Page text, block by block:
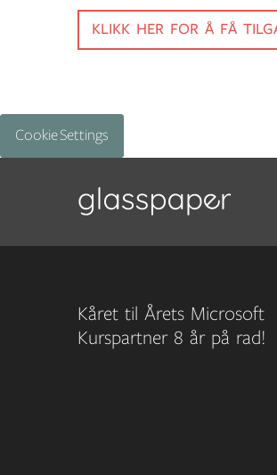
KLIKK HER FOR Å FÅ
Cookie Settings
Kåret til Årets Microsoft
Kurspartner 8 år på rad!